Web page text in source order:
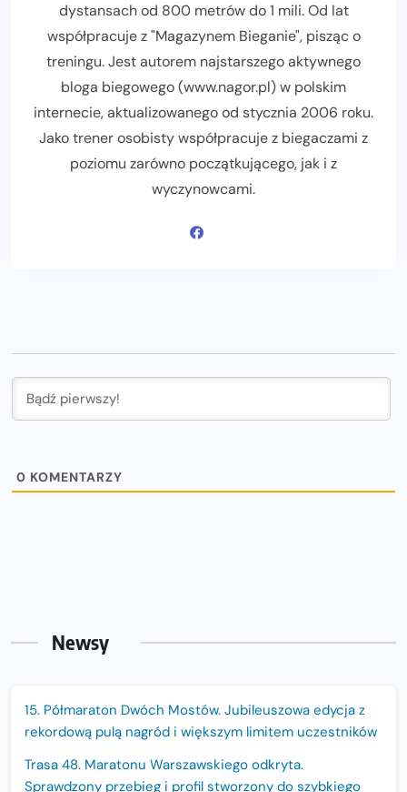
dystansach od 800 metrów do 1 mili. Od lat
współpracuje z "Magazynem Bieganie", pisząc o
treningu. Jest autorem najstarszego aktywnego
bloga biegowego (www.nagor.pl) w polskim
internecie, aktualizowanego od stycznia 2006 roku.
Jako trener osobisty współpracuje z biegaczami z
poziomu zarówno początkującego, jak i z
wyczynowcami.
0 KOMENTARZY
Newsy
15. Półmaraton Dwóch Mostów. Jubileuszowa edycja z
rekordową pulą nagród i większym limitem uczestników
Trasa 48. Maratonu Warszawskiego odkryta.
Sprawdzony przebieg i profil stworzony do szybkiego